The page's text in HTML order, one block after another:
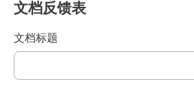
文档反馈表
文档标题